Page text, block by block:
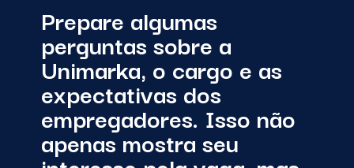
Prepare algumas
perguntas sobre a
Unimarka, o cargo e as
expectativas dos
empregadores. Isso não
apenas mostra seu